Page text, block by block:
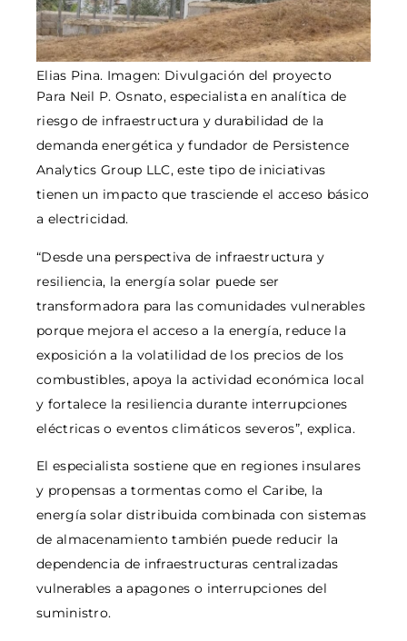
Elias Pina. Imagen: Divulgación del proyecto
Para Neil P. Osnato, especialista en analítica de
riesgo de infraestructura y durabilidad de la
demanda energética y fundador de Persistence
Analytics Group LLC, este tipo de iniciativas
tienen un impacto que trasciende el acceso básico
a electricidad.
“Desde una perspectiva de infraestructura y
resiliencia, la energía solar puede ser
transformadora para las comunidades vulnerables
porque mejora el acceso a la energía, reduce la
exposición a la volatilidad de los precios de los
combustibles, apoya la actividad económica local
y fortalece la resiliencia durante interrupciones
eléctricas o eventos climáticos severos”, explica.
El especialista sostiene que en regiones insulares
y propensas a tormentas como el Caribe, la
energía solar distribuida combinada con sistemas
de almacenamiento también puede reducir la
dependencia de infraestructuras centralizadas
vulnerables a apagones o interrupciones del
suministro.